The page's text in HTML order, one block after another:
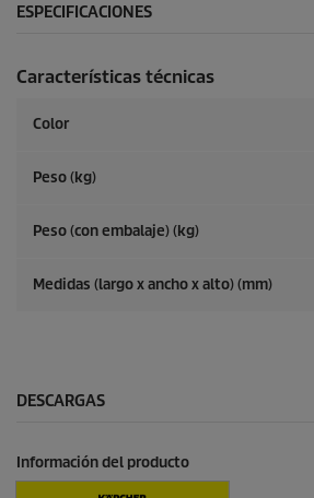
ESPECIFICACIONES
Características técnicas
Color
Peso (kg)
Peso (con embalaje) (kg)
Medidas (largo x ancho x alto) (mm)
DESCARGAS
Información del producto